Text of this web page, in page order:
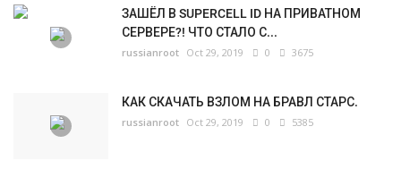
ЗАШЁЛ В SUPERCELL ID НА ПРИВАТНОМ
СЕРВЕРЕ?! ЧТО СТАЛО С...
russianroot Oct 29, 2019 0 3675
КАК СКАЧАТЬ ВЗЛОМ НА БРАВЛ СТАРС.
russianroot Oct 29, 2019 0 5385